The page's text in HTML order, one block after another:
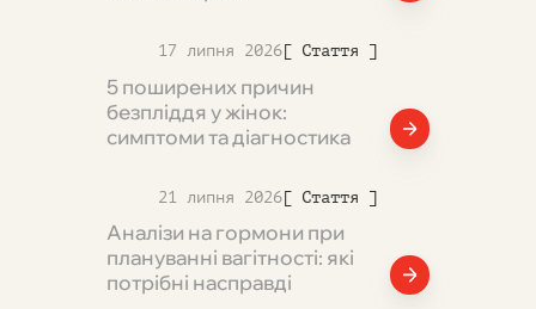
17 липня 2026 [ Стаття ]
5 поширених причин
безпліддя у жінок:
симптоми та діагностика
21 липня 2026 [ Стаття ]
Аналізи на гормони при
плануванні вагітності: які
потрібні насправді